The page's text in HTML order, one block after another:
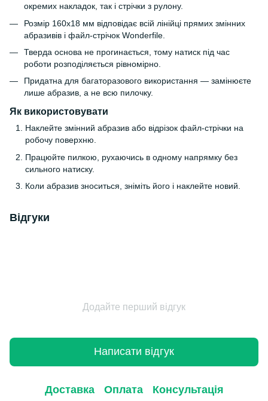
окремих накладок, так і стрічки з рулону.
Розмір 160х18 мм відповідає всій лінійці прямих змінних
абразивів і файл-стрічок Wonderfile.
Тверда основа не прогинається, тому натиск під час
роботи розподіляється рівномірно.
Придатна для багаторазового використання — замінюєте
лише абразив, а не всю пилочку.
Як використовувати
Наклейте змінний абразив або відрізок файл-стрічки на
робочу поверхню.
Працюйте пилкою, рухаючись в одному напрямку без
сильного натиску.
Коли абразив зноситься, зніміть його і наклейте новий.
Відгуки
Додайте перший відгук
Написати відгук
Доставка Оплата Консультація